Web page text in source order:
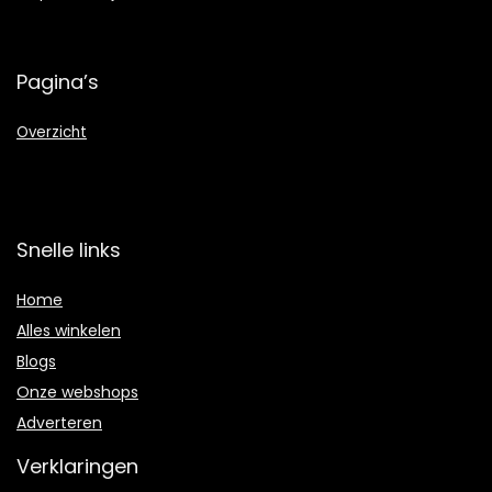
Pagina’s
Overzicht
Snelle links
Home
Alles winkelen
Blogs
Onze webshops
Adverteren
Verklaringen